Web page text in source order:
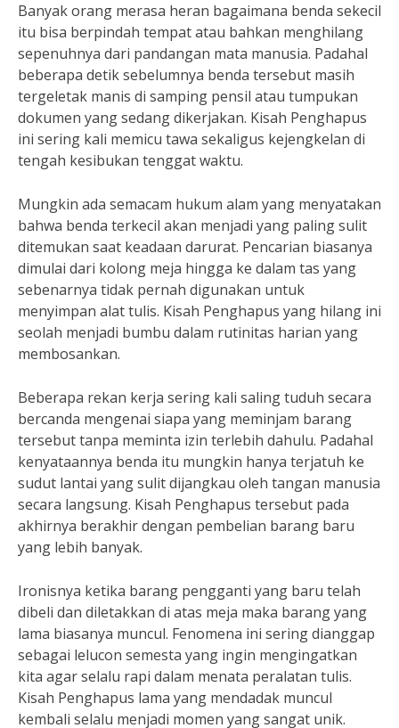
Banyak orang merasa heran bagaimana benda sekecil
itu bisa berpindah tempat atau bahkan menghilang
sepenuhnya dari pandangan mata manusia. Padahal
beberapa detik sebelumnya benda tersebut masih
tergeletak manis di samping pensil atau tumpukan
dokumen yang sedang dikerjakan. Kisah Penghapus
ini sering kali memicu tawa sekaligus kejengkelan di
tengah kesibukan tenggat waktu.
Mungkin ada semacam hukum alam yang menyatakan
bahwa benda terkecil akan menjadi yang paling sulit
ditemukan saat keadaan darurat. Pencarian biasanya
dimulai dari kolong meja hingga ke dalam tas yang
sebenarnya tidak pernah digunakan untuk
menyimpan alat tulis. Kisah Penghapus yang hilang ini
seolah menjadi bumbu dalam rutinitas harian yang
membosankan.
Beberapa rekan kerja sering kali saling tuduh secara
bercanda mengenai siapa yang meminjam barang
tersebut tanpa meminta izin terlebih dahulu. Padahal
kenyataannya benda itu mungkin hanya terjatuh ke
sudut lantai yang sulit dijangkau oleh tangan manusia
secara langsung. Kisah Penghapus tersebut pada
akhirnya berakhir dengan pembelian barang baru
yang lebih banyak.
Ironisnya ketika barang pengganti yang baru telah
dibeli dan diletakkan di atas meja maka barang yang
lama biasanya muncul. Fenomena ini sering dianggap
sebagai lelucon semesta yang ingin mengingatkan
kita agar selalu rapi dalam menata peralatan tulis.
Kisah Penghapus lama yang mendadak muncul
kembali selalu menjadi momen yang sangat unik.